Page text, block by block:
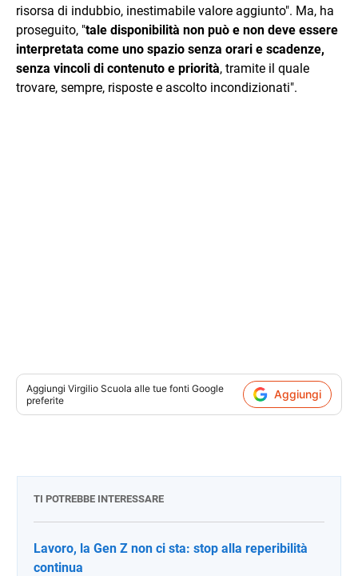
risorsa di indubbio, inestimabile valore aggiunto". Ma, ha
proseguito, "tale disponibilità non può e non deve essere
interpretata come uno spazio senza orari e scadenze,
senza vincoli di contenuto e priorità, tramite il quale
trovare, sempre, risposte e ascolto incondizionati".
Aggiungi Virgilio Scuola alle tue fonti Google
preferite
Aggiungi
TI POTREBBE INTERESSARE
Lavoro, la Gen Z non ci sta: stop alla reperibilità
continua